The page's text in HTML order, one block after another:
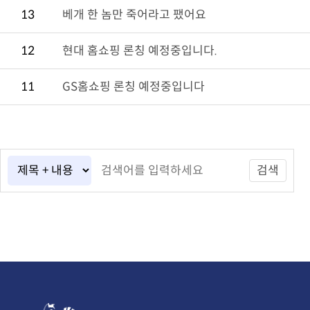
13 베개 한 놈만 죽어라고 팼어요
12 현대 홈쇼핑 론칭 예정중입니다.
11 GS홈쇼핑 론칭 예정중입니다
검색